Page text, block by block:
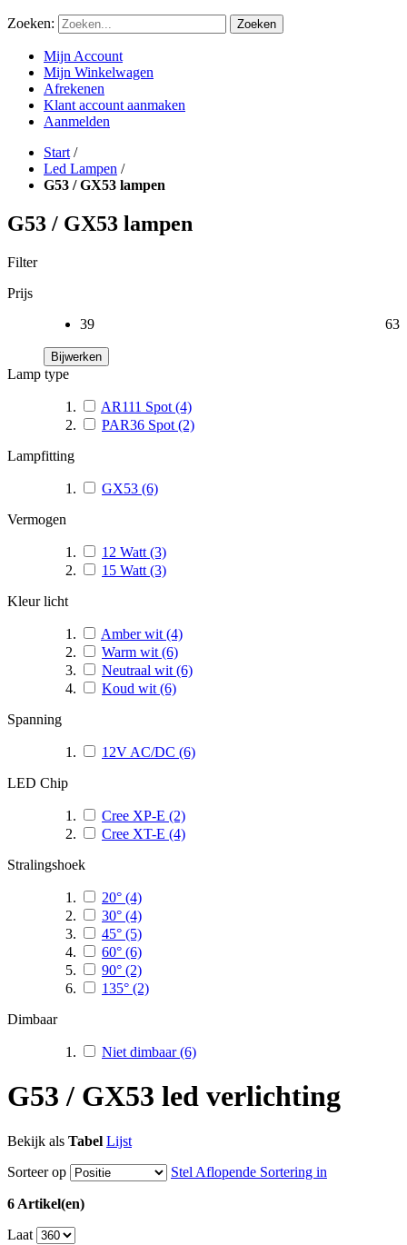
Zoeken: Zoeken
Mijn Account
Mijn Winkelwagen
Afrekenen
Klant account aanmaken
Aanmelden
Start /
Led Lampen /
G53 / GX53 lampen
G53 / GX53 lampen
Filter
Prijs
39
63
Bijwerken
Lamp type
AR111 Spot (4)
PAR36 Spot (2)
Lampfitting
GX53 (6)
Vermogen
12 Watt (3)
15 Watt (3)
Kleur licht
Amber wit (4)
Warm wit (6)
Neutraal wit (6)
Koud wit (6)
Spanning
12V AC/DC (6)
LED Chip
Cree XP-E (2)
Cree XT-E (4)
Stralingshoek
20° (4)
30° (4)
45° (5)
60° (6)
90° (2)
135° (2)
Dimbaar
Niet dimbaar(6)
G53 / GX53 led verlichting
Bekijk als Tabel Lijst
Sorteer op
Stel Aflopende Sortering in
6 Artikel(en)
Laat